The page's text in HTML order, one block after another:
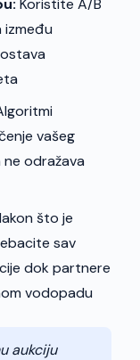
Koristite A/B
vašeg
odražava
što je
sav
dok partnere
vodopadu
aukciju